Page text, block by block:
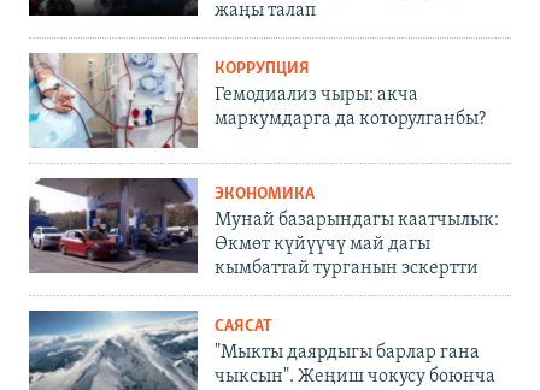
жаңы талап
КОРРУПЦИЯ
Гемодиализ чыры: акча
маркумдарга да которулганбы?
ЭКОНОМИКА
Мунай базарындагы каатчылык:
Өкмөт күйүүчү май дагы
кымбаттай турганын эскертти
САЯСАТ
"Мыкты даярдыгы барлар гана
чыксын". Жеңиш чокусу боюнча